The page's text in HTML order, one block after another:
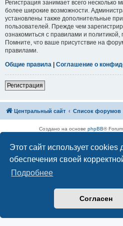
Этот сайт использует cookies
обеспечения своей
Подробнее
Согласен
Регистрация занимает всего несколько
более широкие возможности.
установлены также дополнительные
пользователей. Прежде чем
ознакомиться с правилами и
Помните, что ваше присутствие на
правилами.
Общие правила | Соглашение о
Регистрация
Центральный сайт Список форумов
Создано на основе phpBB®